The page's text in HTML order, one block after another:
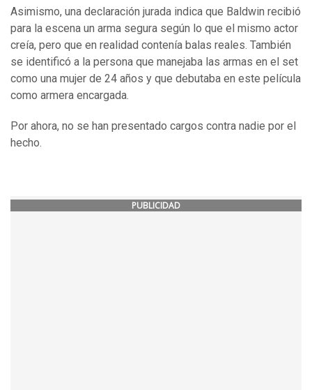
Asimismo, una declaración jurada indica que Baldwin recibió
para la escena un arma segura según lo que el mismo actor
creía, pero que en realidad contenía balas reales. También
se identificó a la persona que manejaba las armas en el set
como una mujer de 24 años y que debutaba en este película
como armera encargada.
Por ahora, no se han presentado cargos contra nadie por el
hecho.
PUBLICIDAD